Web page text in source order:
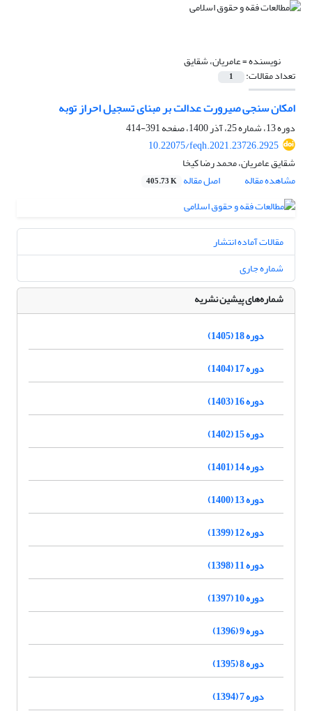
نویسنده =عامریان، شقایق
تعداد مقالات: 1
امکان سنجی صیرورت عدالت بر مبنای تسجیل احراز توبه
دوره 13، شماره 25، آذر 1400، صفحه
391-414
10.22075/feqh.2021.23726.2925
شقایق عامریان، محمد رضا کیخا
مشاهده مقاله
اصل مقاله 405.73 K
مقالات آماده انتشار
شماره جاری
شماره‌های پیشین نشریه
دوره 18 (1405)
دوره 17 (1404)
دوره 16 (1403)
دوره 15 (1402)
دوره 14 (1401)
دوره 13 (1400)
دوره 12 (1399)
دوره 11 (1398)
دوره 10 (1397)
دوره 9 (1396)
دوره 8 (1395)
دوره 7 (1394)